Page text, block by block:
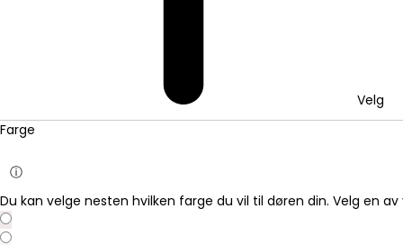
Velg
Farge
ⓘ
Du kan velge nesten hvilken farge du vil til døren din. Velg en